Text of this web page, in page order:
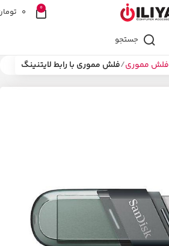
0
0
جستجو
فلش مموری فلش مموری با رابط لایتنینگ